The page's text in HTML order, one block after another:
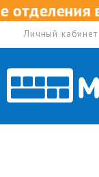
в
Личный кабинет